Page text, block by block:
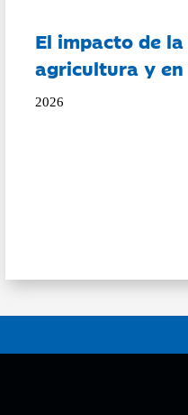
El impacto de
agricultura y
2026